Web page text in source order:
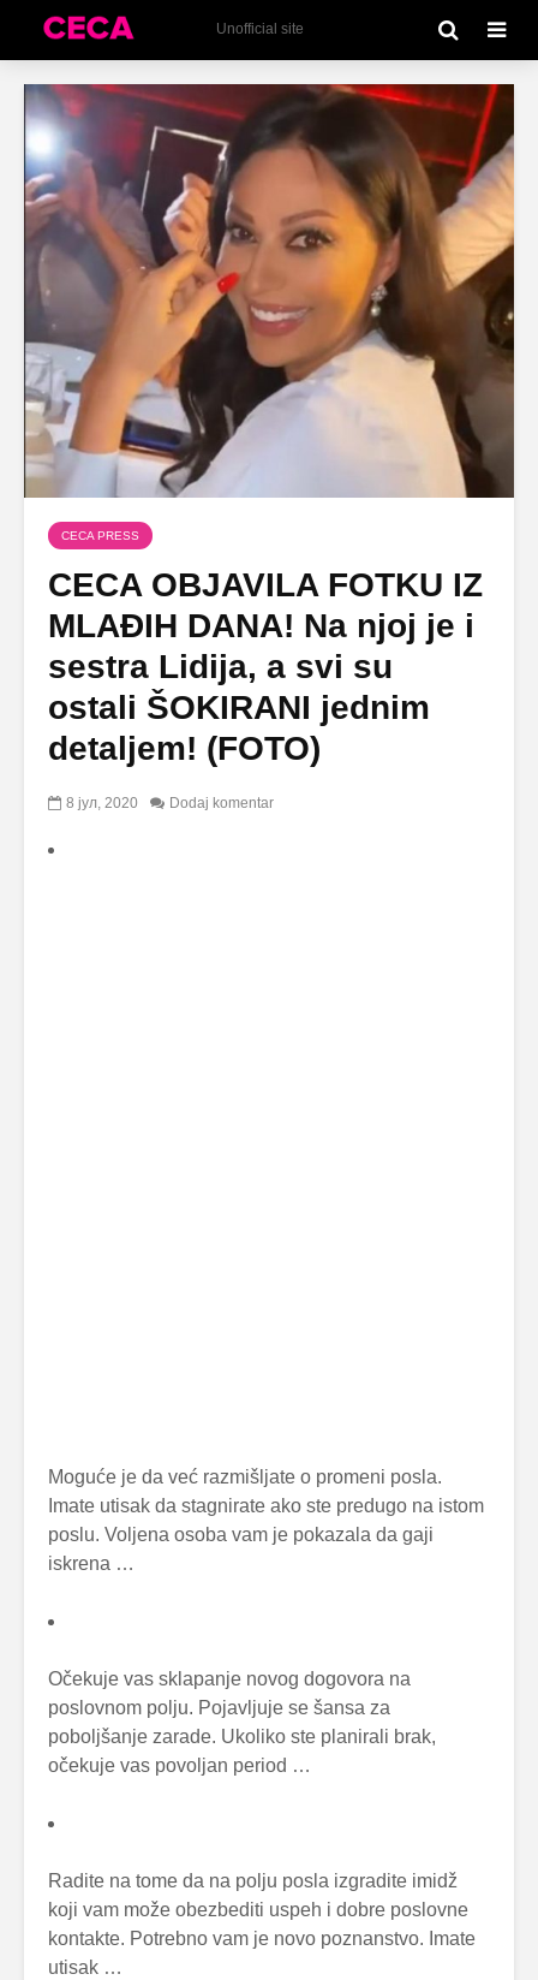
Unofficial site
CECA PRESS
CECA OBJAVILA FOTKU IZ
MLAĐIH DANA! Na njoj je i
sestra Lidija, a svi su
ostali ŠOKIRANI jednim
detaljem! (FOTO)
8 јул, 2020 Dodaj komentar
Moguće je da već razmišljate o promeni posla.
Imate utisak da stagnirate ako ste predugo na istom
poslu. Voljena osoba vam je pokazala da gaji
iskrena …
Očekuje vas sklapanje novog dogovora na
poslovnom polju. Pojavljuje se šansa za
poboljšanje zarade. Ukoliko ste planirali brak,
očekuje vas povoljan period …
Radite na tome da na polju posla izgradite imidž
koji vam može obezbediti uspeh i dobre poslovne
kontakte. Potrebno vam je novo poznanstvo. Imate
utisak …